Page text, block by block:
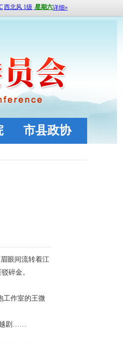
市县政协
眼间流转着江
碎金。
工作室的王微
剧 ……